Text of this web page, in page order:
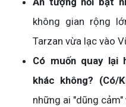
không gian rộng
Tarzan vừa lạc vào
Có muốn quay lại
khác không? (Có/
những ai "dũng